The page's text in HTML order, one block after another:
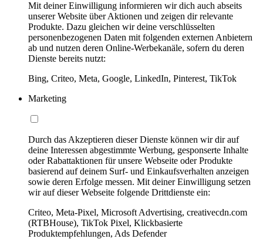
Mit deiner Einwilligung informieren wir dich auch abseits
unserer Website über Aktionen und zeigen dir relevante
Produkte. Dazu gleichen wir deine verschlüsselten
personenbezogenen Daten mit folgenden externen Anbietern
ab und nutzen deren Online-Werbekanäle, sofern du deren
Dienste bereits nutzt:
Bing, Criteo, Meta, Google, LinkedIn, Pinterest, TikTok
Marketing
Durch das Akzeptieren dieser Dienste können wir dir auf
deine Interessen abgestimmte Werbung, gesponserte Inhalte
oder Rabattaktionen für unsere Webseite oder Produkte
basierend auf deinem Surf- und Einkaufsverhalten anzeigen
sowie deren Erfolge messen. Mit deiner Einwilligung setzen
wir auf dieser Webseite folgende Drittdienste ein:
Criteo, Meta-Pixel, Microsoft Advertising, creativecdn.com
(RTBHouse), TikTok Pixel, Klickbasierte
Produktempfehlungen, Ads Defender